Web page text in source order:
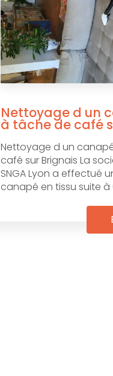
Nettoyage d un
à tâche de café
Nettoyage d un
café sur Brignais La
SNGA Lyon a effectué
canapé en tissu suite à